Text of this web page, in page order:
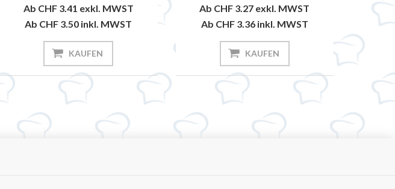
Ab CHF 3.41 exkl. MWST
Ab CHF 3.50 inkl. MWST
KAUFEN
Ab CHF 3.27 exkl. MWST
Ab CHF 3.36 inkl. MWST
KAUFEN